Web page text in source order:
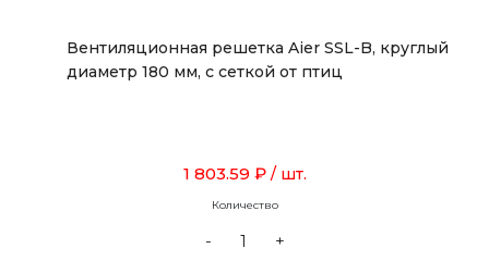
Вентиляционная решетка Aier SSL-B, круглый
диаметр 180 мм, с сеткой от птиц
1 803.59 ₽ / шт.
Количество
- +